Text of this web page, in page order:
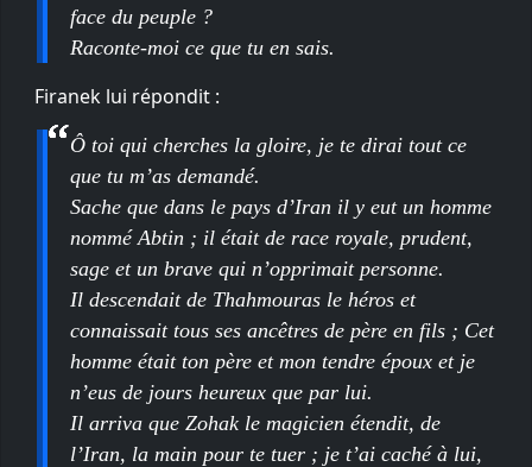
face du peuple ?
Raconte-moi ce que tu en sais.
Firanek lui répondit :
Ô toi qui cherches la gloire, je te dirai tout ce
que tu m’as demandé.
Sache que dans le pays d’Iran il y eut un homme
nommé Abtin ; il était de race royale, prudent,
sage et un brave qui n’opprimait personne.
Il descendait de Thahmouras le héros et
connaissait tous ses ancêtres de père en fils ; Cet
homme était ton père et mon tendre époux et je
n’eus de jours heureux que par lui.
Il arriva que Zohak le magicien étendit, de
l’Iran, la main pour te tuer ; je t’ai caché à lui,